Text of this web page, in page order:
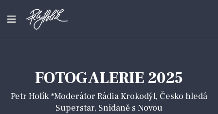
FOTOGALERIE 2025
Petr Holík *Moderátor Rádia Krokodýl, Česko hledá
Superstar, Snídaně s Novou